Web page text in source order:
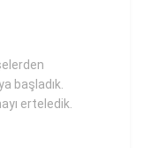
başladık.
erteledik.